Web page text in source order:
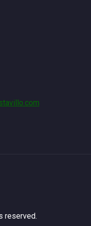
reserved.